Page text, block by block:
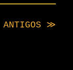
ANTIGOS ≫